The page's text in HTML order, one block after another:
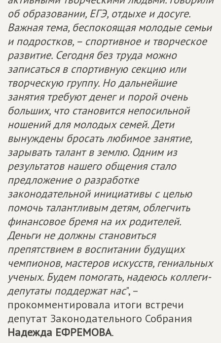
об образовании, ЕГЭ, отдыхе и досуге.
Важная тема, беспокоящая молодые семьи
и подростков, – спортивное и творческое
развитие. Сегодня без труда можно
записаться в спортивную секцию или
творческую группу. Но дальнейшие
занятия требуют денег и порой очень
больших, что становится непосильной
ношений для молодых семей. Дети
вынуждены бросать любимое занятие,
зарывать талант в землю. Одним из
результатов нашего общения стало
предложение о разработке
законодательной инициативы с целью
помочь талантливым детям, облегчить
финансовое бремя на их родителей.
Деньги не должны становиться
препятствием в воспитании будущих
чемпионов, мастеров искусств, гениальных
ученых. Будем помогать, надеюсь коллеги-
депутаты поддержат нас", –
прокомментировала итоги встречи
депутат Законодательного Собрания
Надежда ЕФРЕМОВА.